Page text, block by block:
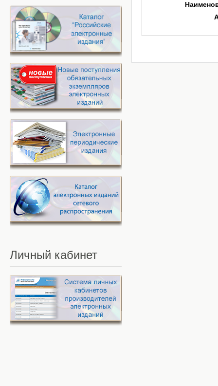
Личный кабинет